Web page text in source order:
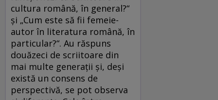
cultura română, în general?“
şi „Cum este să fii femeie-
autor în literatura română, în
particular?“. Au răspuns
douăzeci de scriitoare din
mai multe generaţii şi, deşi
există un consens de
perspectivă, se pot observa